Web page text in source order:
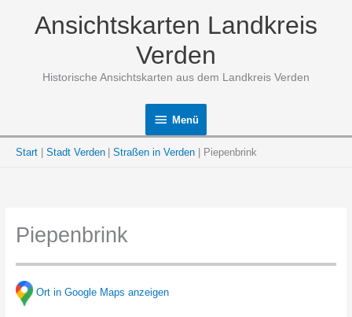
Ansichtskarten Landkreis
Verden
Historische Ansichtskarten aus dem Landkreis Verden
Menü
Menü
Start Stadt Verden Straßen in Verden Piepenbrink
Piepenbrink
Ort in Google Maps anzeigen